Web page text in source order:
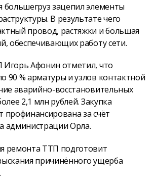
зацепил элементы
В результате чего
провод, растяжки и большая
обеспечивающих работу сети.
Игорь Афонин отметил, что
90 % арматуры и узлов контактной
аварийно-восстановительных
2,1 млн рублей. Закупка
профинансирована за счёт
администрации Орла.
ремонта ТТП подготовит
причинённого ущерба